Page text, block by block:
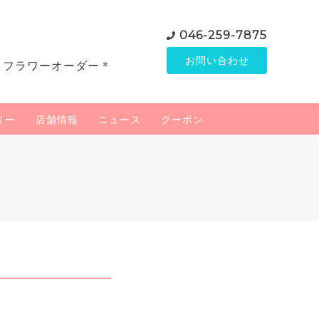
ラワーオーダー＊
046-259-7875
お問い合わせ
ー 店舗情報 ニュース クーポン